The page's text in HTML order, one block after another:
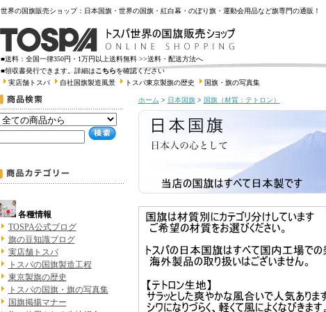
世界の国旗販売ショップ：日本国旗・世界の国旗・紅白幕・のぼり旗・運動会用品など旗専門の通販！
■送料：全国一律350円・1万円以上送料無料 >>送料・配送方法へ
■領収書発行できます。詳細はこちらを確認ください
実店舗トスパ
自社国旗製造風景 トスパ東京製旗の歴史 国旗・旗の写真集
各種情報
TOSPA公式ブログ
旗の豆知識ブログ
実店舗トスパ
トスパの国旗製造工程
東京製旗の歴史
トスパの国旗・旗の写真集
国旗掲揚マナー
ホーム > 日本国旗> 国旗（材質：テトロン）